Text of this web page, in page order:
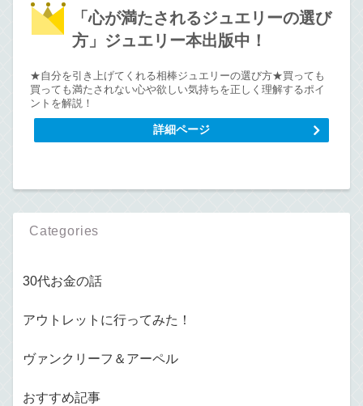
「心が満たされるジュエリーの選び
方」ジュエリー本出版中！
★自分を引き上げてくれる相棒ジュエリーの選び方★買っても
買っても満たされない心や欲しい気持ちを正しく理解するポイ
ントを解説！
詳細ページ
Categories
30代お金の話
アウトレットに行ってみた！
ヴァンクリーフ＆アーペル
おすすめ記事